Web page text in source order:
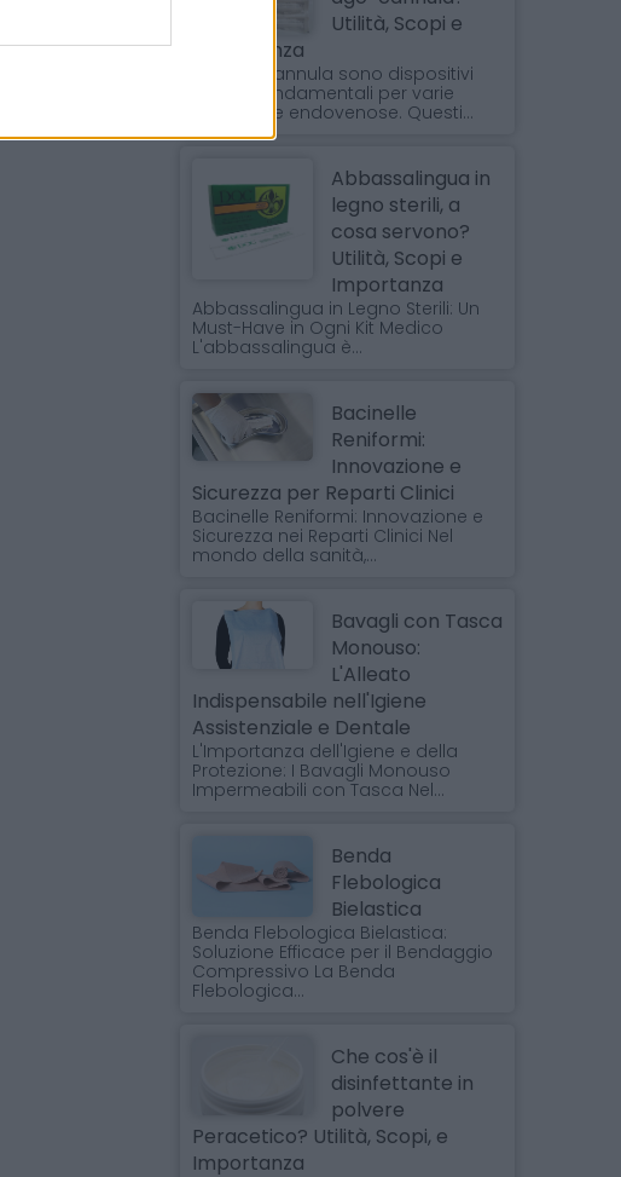
Utilità, Scopi e
Importanza
Gli aghi cannula sono dispositivi
medici fondamentali per varie
procedure endovenose. Questi...
Abbassalingua in
legno sterili, a
cosa servono?
Utilità, Scopi e
Importanza
Abbassalingua in Legno Sterili: Un
Must-Have in Ogni Kit Medico
L'abbassalingua è...
Bacinelle
Reniformi:
Innovazione e
Sicurezza per Reparti Clinici
Bacinelle Reniformi: Innovazione e
Sicurezza nei Reparti Clinici Nel
mondo della sanità,...
Bavagli con Tasca
Monouso:
L'Alleato
Indispensabile nell'Igiene
Assistenziale e Dentale
L'Importanza dell'Igiene e della
Protezione: I Bavagli Monouso
Impermeabili con Tasca Nel...
Benda
Flebologica
Bielastica
Benda Flebologica Bielastica:
Soluzione Efficace per il Bendaggio
Compressivo La Benda
Flebologica...
Che cos'è il
disinfettante in
polvere
Peracetico? Utilità, Scopi, e
Importanza